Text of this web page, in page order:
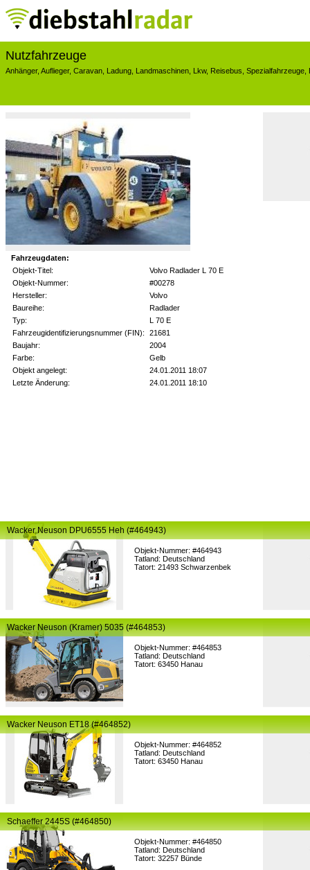
Nutzfahrzeuge
Anhänger, Auflieger, Caravan Ladung Landmaschinen Lkw, Reisebus Spezialfahrzeuge
Fahrzeugdaten:
Objekt-Titel:
Volvo Radlader L 70 E
Objekt-Nummer:
#00278
Hersteller:
Volvo
Baureihe:
Radlader
Typ:
L 70 E
Fahrzeugidentifizierungsnummer (FIN):
21681
Baujahr:
2004
Farbe:
Gelb
Objekt angelegt:
24.01.2011 18:07
Letzte Änderung:
24.01.2011 18:10
Objekt-Nummer: #464943
Tatland: Deutschland
Tatort: 21493 Schwarzenbek
Wacker Neuson DPU6555 Heh (#464943)
Objekt-Nummer: #464853
Tatland: Deutschland
Tatort: 63450 Hanau
Wacker Neuson (Kramer) 5035 (#464853)
Objekt-Nummer: #464852
Tatland: Deutschland
Tatort: 63450 Hanau
Wacker Neuson ET18 (#464852)
Objekt-Nummer: #464850
Tatland: Deutschland
Tatort: 32257 Bünde
Schaeffer 2445S (#464850)